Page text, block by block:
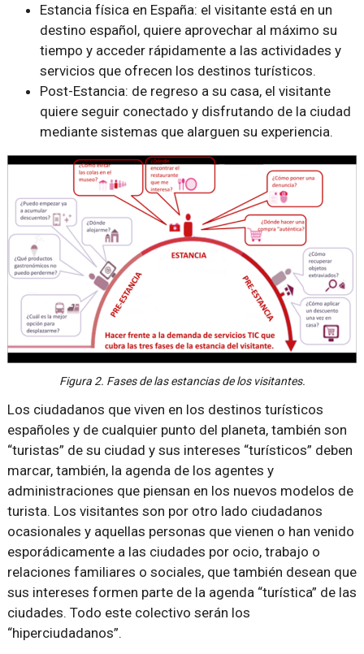
Estancia física en España: el visitante está en un
destino español, quiere aprovechar al máximo su
tiempo y acceder rápidamente a las actividades y
servicios que ofrecen los destinos turísticos.
Post-Estancia: de regreso a su casa, el visitante
quiere seguir conectado y disfrutando de la ciudad
mediante sistemas que alarguen su experiencia.
Figura 2. Fases de las estancias de los visitantes.
Los ciudadanos que viven en los destinos turísticos
españoles y de cualquier punto del planeta, también son
“turistas” de su ciudad y sus intereses “turísticos” deben
marcar, también, la agenda de los agentes y
administraciones que piensan en los nuevos modelos de
turista. Los visitantes son por otro lado ciudadanos
ocasionales y aquellas personas que vienen o han venido
esporádicamente a las ciudades por ocio, trabajo o
relaciones familiares o sociales, que también desean que
sus intereses formen parte de la agenda “turística” de las
ciudades. Todo este colectivo serán los
“hiperciudadanos”.